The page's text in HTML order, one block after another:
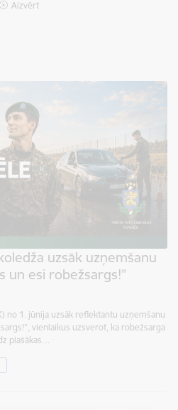
Aizvērt
uzsāk uzņemšanu
un esi robežsargs!”
no 1. jūnija uzsāk reflektantu uzņemšanu
vienlaikus uzsverot, ka robežsarga
plašākas…